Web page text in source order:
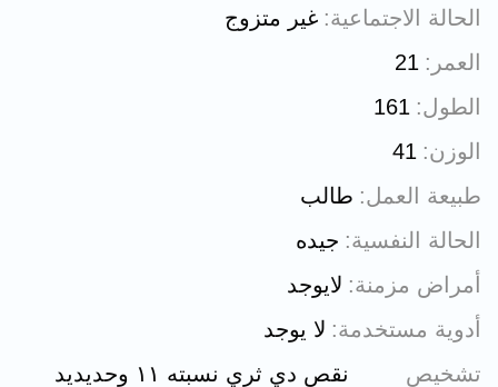
الحالة الاجتماعية غير متزوج
العمر
21
الطول 161
الوزن 41
طبيعة العمل طالب
الحالة النفسية جيده
أمراض مزمنة لايوجد
أدوية مستخدمة لا يوجد
تشخيص
نقص دي ثري نسبته ١١ وحديديد